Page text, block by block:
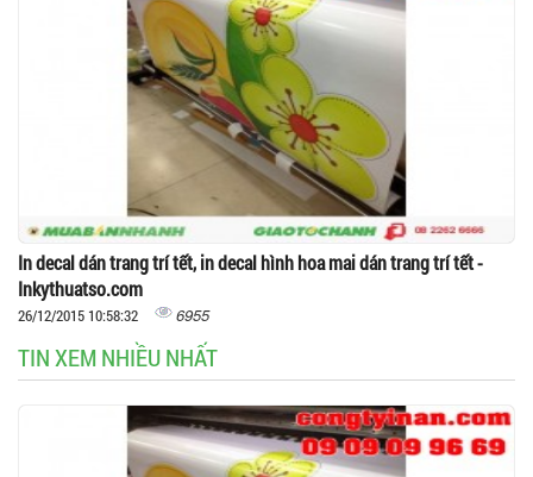
In decal dán trang trí tết, in decal hình hoa mai dán trang trí tết -
Inkythuatso.com
26/12/2015 10:58:32 6955
TIN XEM NHIỀU NHẤT